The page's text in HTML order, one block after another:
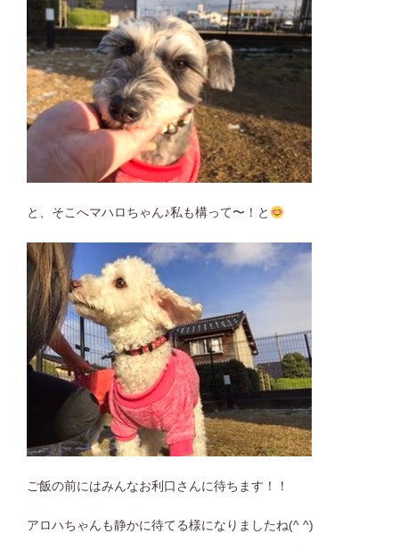
と、そこへマハロちゃん♪私も構って〜！と
ご飯の前にはみんなお利口さんに待ちます！！
アロハちゃんも静かに待てる様になりましたね(^ ^)